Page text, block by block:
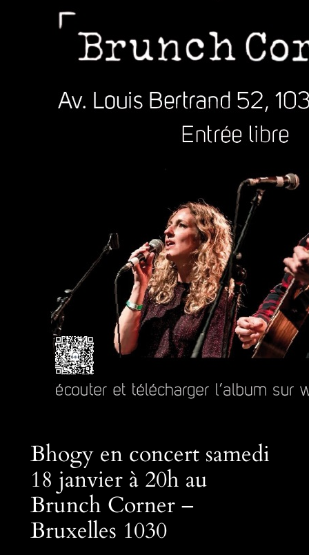
Bhogy en concert samedi
18 janvier à 20h au
Brunch Corner –
Bruxelles 1030